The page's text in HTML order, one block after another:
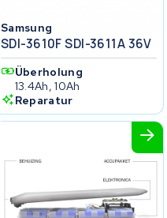
Samsung
SDI-3610F SDI-3611A 36V
Überholung
13.4Ah, 10Ah
Reparatur